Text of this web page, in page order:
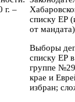
г. –
списку ЕР
от
Выборы
списку ЕР
группе
крае и
избран;